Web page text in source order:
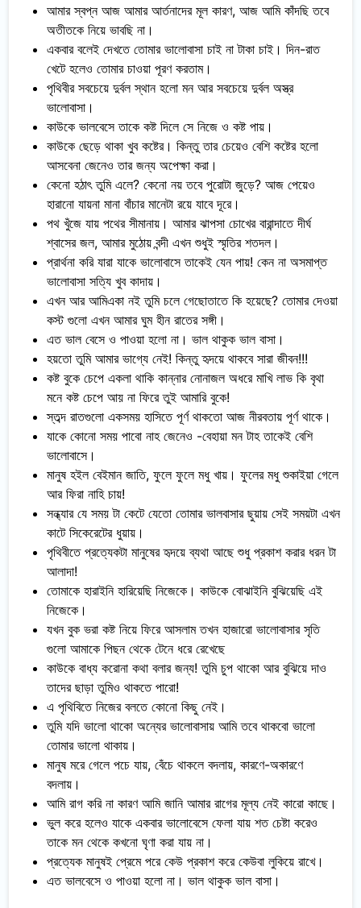
আমার স্বপ্ন আজ আমার আর্তনাদের মূল কারণ, আজ আমি কাঁদছি তবে
অতীতকে নিয়ে ভাবছি না।
একবার বলেই দেখতে তোমার ভালোবাসা চাই না টাকা চাই। দিন-রাত
খেটে হলেও তোমার চাওয়া পূরণ করতাম।
পৃথিবীর সবচেয়ে দুর্বল স্থান হলো মন আর সবচেয়ে দুর্বল অস্ত্র
ভালোবাসা।
কাউকে ভালবেসে তাকে কষ্ট দিলে সে নিজে ও কষ্ট পায়।
কাউকে ছেড়ে থাকা খুব কষ্টের। কিন্তু তার চেয়েও বেশি কষ্টের হলো
আসবেনা জেনেও তার জন্য অপেক্ষা করা।
কেনো হঠাৎ তুমি এলে? কেনো নয় তবে পুরোটা জুড়ে? আজ পেয়েও
হারানো যায়না মানা বাঁচার মানেটা রয়ে যাবে দূরে।
পথ খুঁজে যায় পথের সীমানায়। আমার ঝাপসা চোখের বারান্দাতে দীর্ঘ
শ্বাসের জল, আমার মুঠোয় বন্দী এখন শুধুই স্মৃতির শতদল।
প্রার্থনা করি যারা যাকে ভালোবাসে তাকেই যেন পায়! কেন না অসমাপ্ত
ভালোবাসা সত্যি খুব কাদায়।
এখন আর আমিএকা নই তুমি চলে গেছোতাতে কি হয়েছে? তোমার দেওয়া
কস্ট গুলো এখন আমার ঘুম হীন রাতের সঙ্গী।
এত ভাল বেসে ও পাওয়া হলো না। ভাল থাকুক ভাল বাসা।
হয়তো তুমি আমার ভাগ্যে নেই! কিন্তু হৃদয়ে থাকবে সারা জীবন!!!
কষ্ট বুকে চেপে একলা থাকি কান্নার নোনাজল অধরে মাখি লাভ কি বৃথা
মনে কষ্ট চেপে আয় না ফিরে তুই আমারি বুকে!
স্তব্দ রাতগুলো একসময় হাসিতে পূর্ণ থাকতো আজ নীরবতায় পূর্ণ থাকে।
যাকে কোনো সময় পাবো নাহ জেনেও -বেহায়া মন টাহ তাকেই বেশি
ভালোবাসে।
মানুষ হইল বেইমান জাতি, ফুলে ফুলে মধু খায়। ফুলের মধু শুকাইয়া গেলে
আর ফিরা নাহি চায়!
সন্ধ্যার যে সময় টা কেটে যেতো তোমার ভালবাসার ছুয়ায় সেই সময়টা এখন
কাটে সিকেরেটের ধুয়ায়।
পৃথিবীতে প্রত্যেকটা মানুষের হৃদয়ে ব্যথা আছে শুধু প্রকাশ করার ধরন টা
আলাদা!
তোমাকে হারাইনি হারিয়েছি নিজেকে। কাউকে বোঝাইনি বুঝিয়েছি এই
নিজেকে।
যখন বুক ভরা কষ্ট নিয়ে ফিরে আসলাম তখন হাজারো ভালোবাসার সৃতি
গুলো আমাকে পিছন থেকে টেনে ধরে রেখেছে
কাউকে বাধ্য করোনা কথা বলার জন্য! তুমি চুপ থাকো আর বুঝিয়ে দাও
তাদের ছাড়া তুমিও থাকতে পারো!
এ পৃথিবিতে নিজের বলতে কোনো কিছু নেই।
তুমি যদি ভালো থাকো অন্যের ভালোবাসায় আমি তবে থাকবো ভালো
তোমার ভালো থাকায়।
মানুষ মরে গেলে পচে যায়, বেঁচে থাকলে বদলায়, কারণে-অকারণে
বদলায়।
আমি রাগ করি না কারণ আমি জানি আমার রাগের মূল্য নেই কারো কাছে।
ভুল করে হলেও যাকে একবার ভালোবেসে ফেলা যায় শত চেষ্টা করেও
তাকে মন থেকে কখনো ঘৃণা করা যায় না।
প্রত্যেক মানুষই প্রেমে পরে কেউ প্রকাশ করে কেউবা লুকিয়ে রাখে।
এত ভালবেসে ও পাওয়া হলো না। ভাল থাকুক ভাল বাসা।